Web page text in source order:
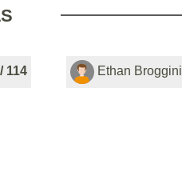
114 Ethan Broggini